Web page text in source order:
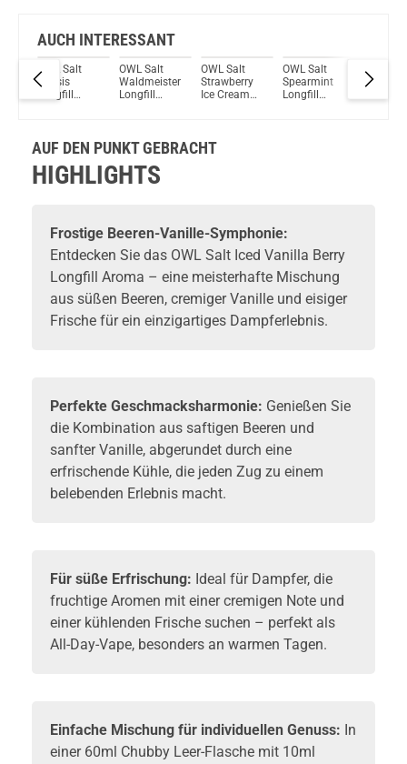
AUCH INTERESSANT
OWL Salt
Cassis
Longfill
OWL Salt
Waldmeister
Longfill
OWL Salt
Strawberry
Ice Cream
OWL Salt
Spearmint
Longfill
OWL
Blue
AUF DEN PUNKT GEBRACHT
HIGHLIGHTS
Frostige Beeren-Vanille-Symphonie:
Entdecken Sie das OWL Salt Iced Vanilla Berry
Longfill Aroma – eine meisterhafte Mischung
aus süßen Beeren, cremiger Vanille und eisiger
Frische für ein einzigartiges Dampferlebnis.
Perfekte Geschmacksharmonie: Genießen Sie
die Kombination aus saftigen Beeren und
sanfter Vanille, abgerundet durch eine
erfrischende Kühle, die jeden Zug zu einem
belebenden Erlebnis macht.
Für süße Erfrischung: Ideal für Dampfer, die
fruchtige Aromen mit einer cremigen Note und
einer kühlenden Frische suchen – perfekt als
All-Day-Vape, besonders an warmen Tagen.
Einfache Mischung für individuellen Genuss: In
einer 60ml Chubby Leer-Flasche mit 10ml